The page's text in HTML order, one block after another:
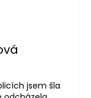
5 hvězdiček.
5 hvězdiček.
jsem šla